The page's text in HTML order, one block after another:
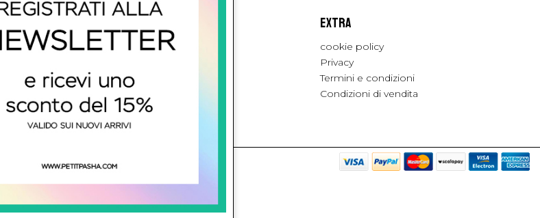
L'azienda
Contatti
Pagamenti
Spedizione
EXTRA
cookie policy
Privacy
Termini e condizioni
Condizioni di vendita